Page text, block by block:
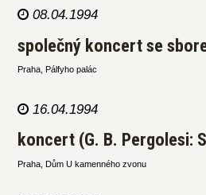
08.04.1994
společný koncert se
Praha, Pálfyho palác
16.04.1994
koncert (G. B. Pergolesi:
Praha, Dům U kamenného zvonu